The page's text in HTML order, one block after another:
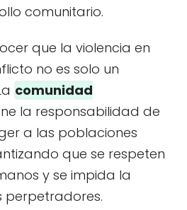
comunitario.
que la violencia en
no es solo un
comunidad
la responsabilidad de
a las poblaciones
que se respeten
y se impida la
perpetradores.